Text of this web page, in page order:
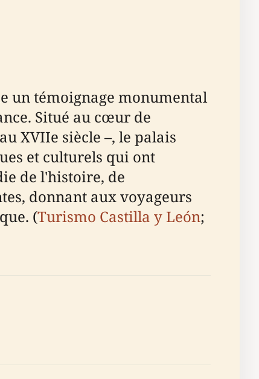
un témoignage monumental
Situé au cœur de
XVIIe siècle –, le palais
et culturels qui ont
de l'histoire, de
donnant aux voyageurs
(Turismo Castilla y León;